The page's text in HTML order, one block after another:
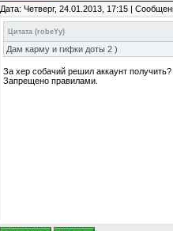
Дата: Четверг, 24.01.2013, 17:15 |
Цитата (robeYy)
Дам карму и гифки доты 2 )
За хер собачий решил аккаунт получить?
Запрещено правилами.